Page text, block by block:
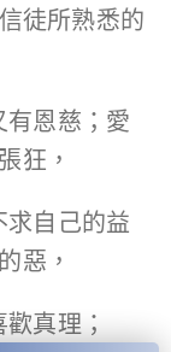
徒所熟悉的
恩慈；愛
狂，
自己的益
惡，
真理；